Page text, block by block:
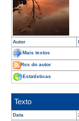
Autor
Mais textos
Rss do autor
Estatísticas
Texto
Data